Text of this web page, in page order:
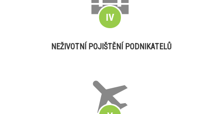
NEŽIVOTNÍ POJIŠTĚNÍ PODNIKATELŮ